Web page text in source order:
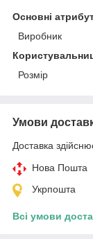
Основні
Виробник
Розмір
Умови
Доставка
Нова Пошта
Укрпошта
Всі умови